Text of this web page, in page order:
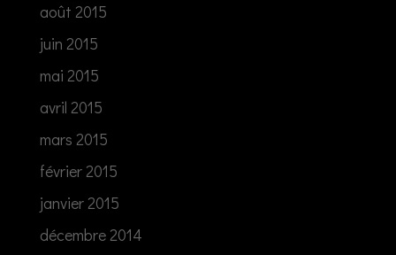
août 2015
juin 2015
mai 2015
avril 2015
mars 2015
février 2015
janvier 2015
décembre 2014